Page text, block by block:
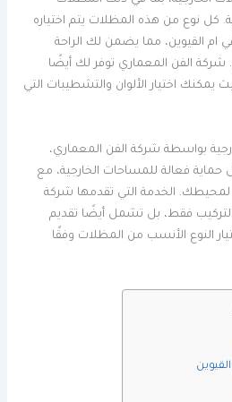
كل نوع من هذه المظلات يتم اختياره
ام القيوين، مما يضمن لك الراحة
شركة الفن المعماري توفر لك أيضًا
اختيار الألوان والتشطيبات التي
بواسطة شركة الفن المعماري،
فعالة للمساحات الخارجية، مع
الخدمة التي تقدمها شركة
فقط، بل تشمل أيضًا تقديم
النوع الأنسب من المظلات وفقًا